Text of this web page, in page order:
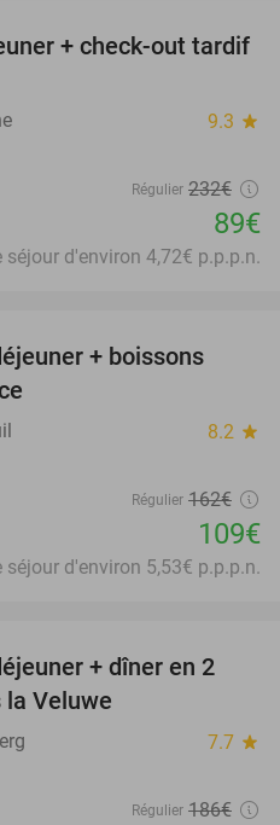
62%
+ check-out tardif
9.3 star
Régulier 232€
89€
séjour d'environ 4,72€ p.p.p.n.
+ boissons
8.2 star
Régulier 162€
109€
séjour d'environ 5,53€ p.p.p.n.
22%
+ dîner en 2
la Veluwe
7.7 star
Régulier 186€